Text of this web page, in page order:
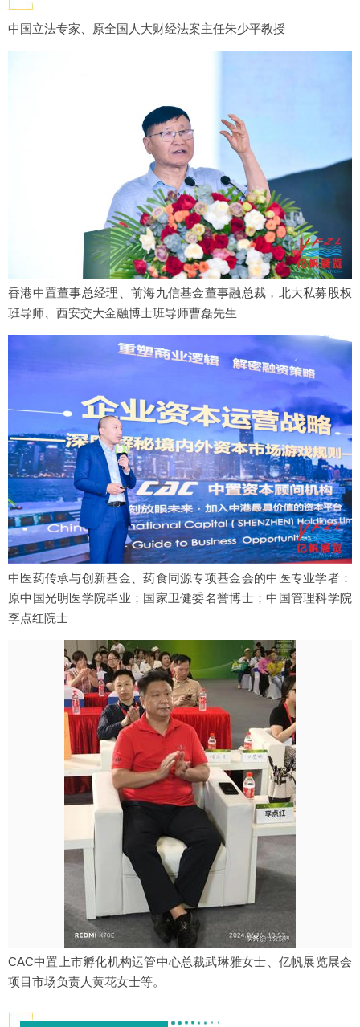
中国立法专家、原全国人大财经法案主任朱少平教授
香港中置董事总经理、前海九信基金董事融总裁，北大私募股权
班导师、西安交大金融博士班导师曹磊先生
中医药传承与创新基金、药食同源专项基金会的中医专业学者：
原中国光明医学院毕业；国家卫健委名誉博士；中国管理科学院
李点红院士
CAC中置上市孵化机构运管中心总裁武琳雅女士、亿帆展览展会
项目市场负责人黄花女士等。